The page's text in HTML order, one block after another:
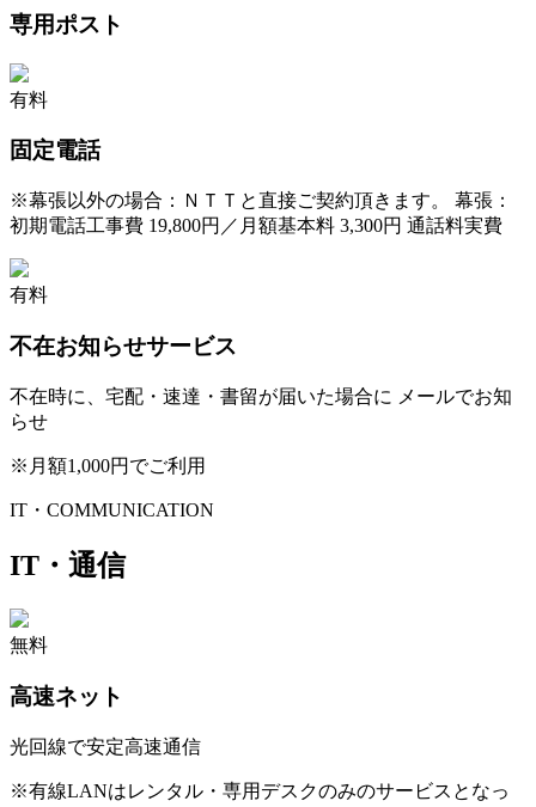
専用ポスト
有料
固定電話
※幕張以外の場合：ＮＴＴと直接ご契約頂きます。 幕張：
初期電話工事費 19,800円／月額基本料 3,300円 通話料実費
有料
不在お知らせサービス
不在時に、宅配・速達・書留が届いた場合に メールでお知
らせ
※ 月額1,000円でご利用
IT・COMMUNICATION
IT・通信
無料
高速ネット
光回線で安定高速通信
※有線LANはレンタル・専用デスクのみのサービスとなっ